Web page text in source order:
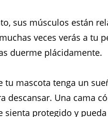
sus músculos están
veces verás a tu
duerme plácidamente.
mascota tenga un
descansar. Una cama
sienta protegido y